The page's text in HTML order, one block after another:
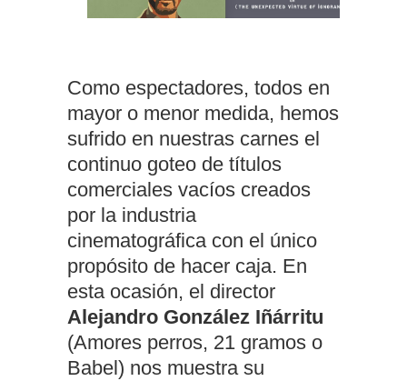
Como espectadores, todos en
mayor o menor medida, hemos
sufrido en nuestras carnes el
continuo goteo de títulos
comerciales vacíos creados
por la industria
cinematográfica con el único
propósito de hacer caja. En
esta ocasión, el director
Alejandro González Iñárritu
(Amores perros, 21 gramos o
Babel) nos muestra su